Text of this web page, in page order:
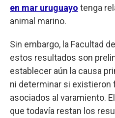
en mar uruguayo tenga
animal marino.
Sin embargo, la Facultad
estos resultados son
establecer aún la causa
ni determinar si
asociados al varamiento.
que todavía restan los